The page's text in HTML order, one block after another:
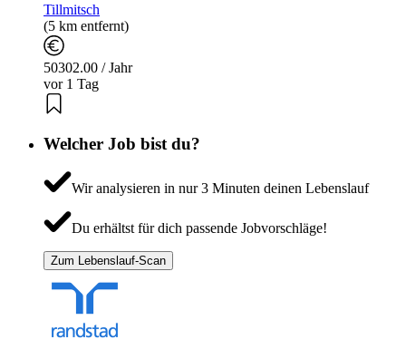
Tillmitsch
(5 km entfernt)
50302.00 / Jahr
vor 1 Tag
Welcher Job bist du?
Wir analysieren in nur 3 Minuten deinen Lebenslauf
Du erhältst für dich passende Jobvorschläge!
Zum Lebenslauf-Scan